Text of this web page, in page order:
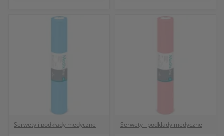
Serwety i podkłady medyczne Serwety i podkłady medyczne